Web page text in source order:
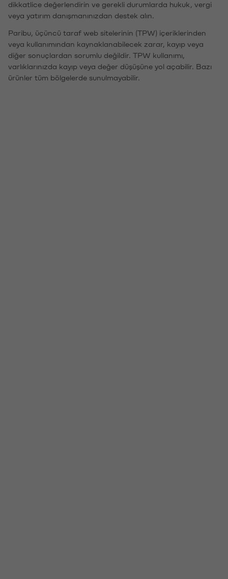
dikkatlice değerlendirin ve gerekli durumlarda hukuk, vergi
veya yatırım danışmanınızdan destek alın.
Paribu, üçüncü taraf web sitelerinin (TPW) içeriklerinden
veya kullanımından kaynaklanabilecek zarar, kayıp veya
diğer sonuçlardan sorumlu değildir. TPW kullanımı,
varlıklarınızda kayıp veya değer düşüşüne yol açabilir. Bazı
ürünler tüm bölgelerde sunulmayabilir.